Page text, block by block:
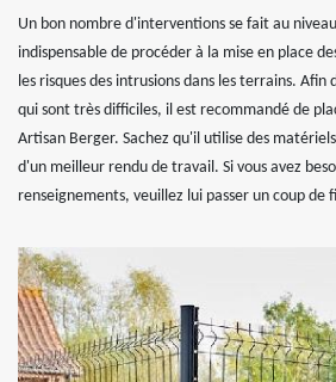
Un bon nombre d'interventions se fait au
indispensable de procéder à la mise en place
les risques des intrusions dans les terrains. Afin
qui sont très difficiles, il est recommandé de
Artisan Berger. Sachez qu'il utilise des
d'un meilleur rendu de travail. Si vous avez
renseignements, veuillez lui passer un coup de